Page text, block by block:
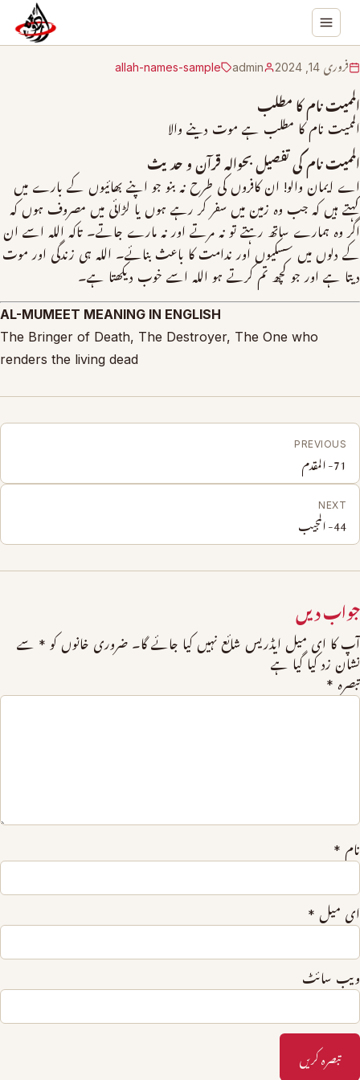
فروری 14, 2024 admin
allah-names-sample
الممیت نام کا مطلب
الممیت نام کا مطلب ہے موت دینے والا
الممیت نام کی تفصیل بحوالہ قرآن و حدیث
اے ایمان والو! ان کافروں کی طرح نہ بنو جو اپنے بھائیوں کے بارے میں
کہتے ہیں کہ جب وہ زمین میں سفر کر رہے ہوں یا لڑائی میں مصروف ہوں کہ
اگر وہ ہمارے ساتھ رہتے تو نہ مرتے اور نہ مارے جاتے۔ تاکہ اللہ اسے ان
کے دلوں میں سسکیوں اور ندامت کا باعث بنائے۔ اللہ ہی زندگی اور موت
دیتا ہے اور جو کچھ تم کرتے ہو اللہ اسے خوب دیکھتا ہے۔
AL-MUMEET MEANING IN ENGLISH
The Bringer of Death, The Destroyer, The One who
renders the living dead
PREVIOUS
71- المقدم
NEXT
44- المجیب
جواب دیں
آپ کا ای میل ایڈریس شائع نہیں کیا جائے گا۔ ضروری خانوں کو * سے
نشان زد کیا گیا ہے
تبصرہ *
نام *
ای میل *
ویب‌ سائٹ